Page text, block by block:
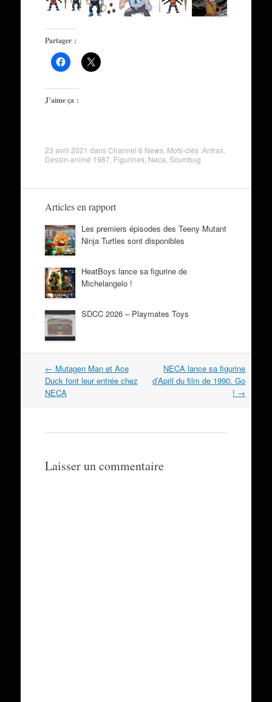
Partager :
J’aime ça :
23 avril 2021 dansChannel 6 News. Mots-clés :Antrax,
Dessin-animé 1987 Figurines, Neca Scumbug
Articles en rapport
Les premiers épisodes des Teeny Mutant
Ninja Turtles sont disponibles
HeatBoys lance sa figurine de
Michelangelo !
SDCC 2026 – Playmates Toys
Navigation
dans
les
← Mutagen Man et Ace
Duck font leur entrée chez
NECA
NECA lance sa figurine
d’April du film de 1990. Go
! →
Laisser un commentaire